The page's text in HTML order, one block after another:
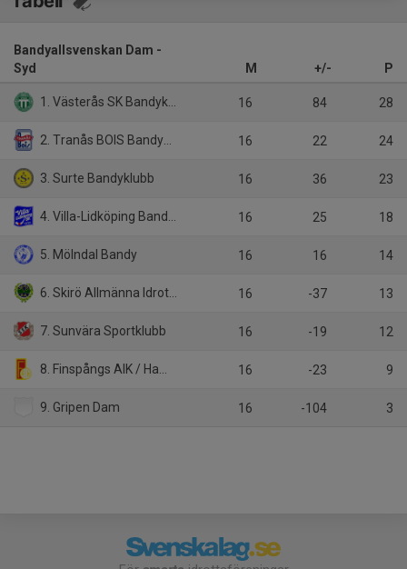
Bandyallsvenskan Dam -
Syd
M +/- P
1. Västerås SK Bandyklubb 16 84 28
2. Tranås BOIS Bandyklubb 16 22 24
3. Surte Bandyklubb 16 36 23
4. Villa-Lidköping Bandyklubb 16 25 18
5. Mölndal Bandy 16 16 14
6. Skirö Allmänna Idrottsklubb 16 -37 13
7. Sunvära Sportklubb 16 -19 12
8. Finspångs AIK / Hammarby IF 16 -23 9
9. Gripen Dam 16 -104 3